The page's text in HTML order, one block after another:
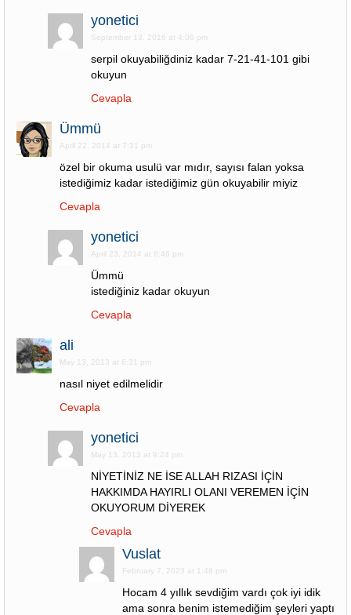
yonetici
September 13, 2016 at 4:06 pm
serpil okuyabiliğdiniz kadar 7-21-41-101 gibi
okuyun
Cevapla
Ümmü
April 22, 2014 at 7:31 pm
özel bir okuma usulü var mıdır, sayısı falan yoksa
istediğimiz kadar istediğimiz gün okuyabilir miyiz
Cevapla
yonetici
April 23, 2014 at 8:46 pm
Ümmü
istediğiniz kadar okuyun
Cevapla
ali
May 13, 2013 at 6:31 pm
nasıl niyet edilmelidir
Cevapla
yonetici
May 13, 2013 at 9:24 pm
NİYETİNİZ NE İSE ALLAH RIZASI İÇİN
HAKKIMDA HAYIRLI OLANI VEREMEN İÇİN
OKUYORUM DİYEREK
Cevapla
Vuslat
February 7, 2023 at 1:48 pm
Hocam 4 yıllık sevdiğim vardı çok iyi idik
ama sonra benim istemediğim şeyleri yaptı